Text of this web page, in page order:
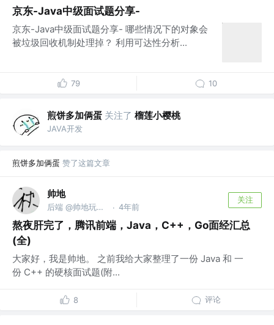
京东-Java中级面试题分享-
京东-Java中级面试题分享- 哪些情况下的对象会
被垃圾回收机制处理掉？ 利用可达性分析...
79 10
煎饼多加俩蛋 关注了 榴莲小樱桃
JAVA开发
煎饼多加俩蛋 赞了这篇文章
帅地
后端 @帅地玩编程 · 4年前
关注
熬夜肝完了，腾讯前端，Java，C++，Go面经汇总
(全)
大家好，我是帅地。 之前我给大家整理了一份 Java 和 一
份 C++ 的硬核面试题(附...
8 评论